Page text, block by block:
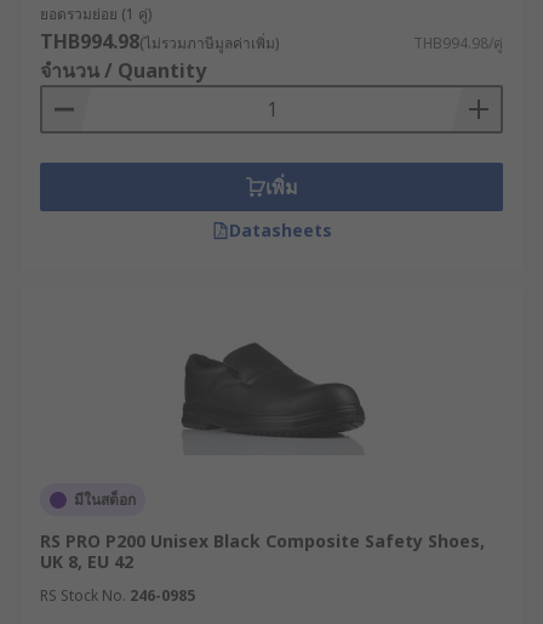
จำหน่ายอุปกรณ์ป้องกันเท้า
ส่งทั่วประเทศไทย
ปรึกษาผู้เชี่ยวชาญของเราเพื่อขอรับคำแนะนำในการ
เลือกซื้อสินค้าให้เหมาะสมกับการใช้งานของคุณได้เลย
ยอดรวมย่อย (1 คู่)
THB994.98(ไม่รวมภาษีมูลค่าเพิ่ม) THB994.98/คู่
จำนวน / Quantity
เพิ่ม
Datasheets
มีในสต็อก
RS PRO P200 Unisex Black Composite Safety Shoes,
UK 8, EU 42
RS Stock No. 246-0985